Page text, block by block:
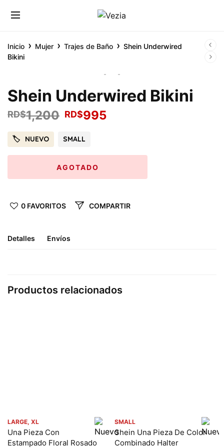
Inicio › Mujer › Trajes de Baño › Shein Underwired
Bikini
Shein Underwired Bikini
RD$1,200 RD$995
NUEVO SMALL
AGOTADO
0 FAVORITOS COMPARTIR
Detalles Envíos
Productos relacionados
LARGE, XL
Una Pieza Con
Estampado Floral Rosado
SMALL
Shein Una Pieza De Color
Combinado Halter